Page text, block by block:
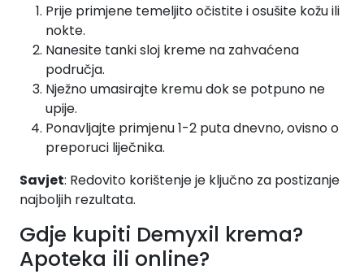
Prije primjene temeljito očistite i osušite kožu ili
nokte.
Nanesite tanki sloj kreme na zahvaćena
područja.
Nježno umasirajte kremu dok se potpuno ne
upije.
Ponavljajte primjenu 1-2 puta dnevno, ovisno o
preporuci liječnika.
Savjet: Redovito korištenje je ključno za postizanje
najboljih rezultata.
Gdje kupiti Demyxil krema?
Apoteka ili online?